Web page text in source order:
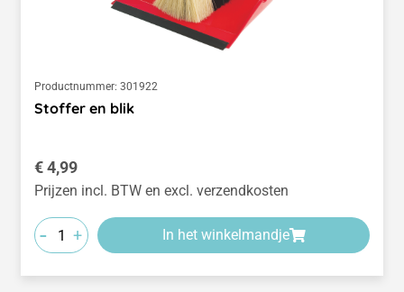
Productnummer: 301922
Stoffer en blik
Normale prijs:
€ 4,99
Prijzen incl. BTW en excl. verzendkosten
- + In het winkelmandje